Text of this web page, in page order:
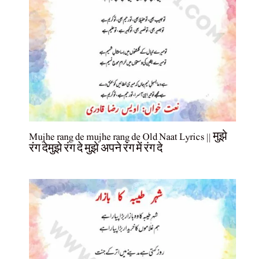
Mujhe rang de mujhe rang de Old Naat Lyrics || मुझे
रंग देमुझे रंग दे मुझे अपने रंग में रंग दे